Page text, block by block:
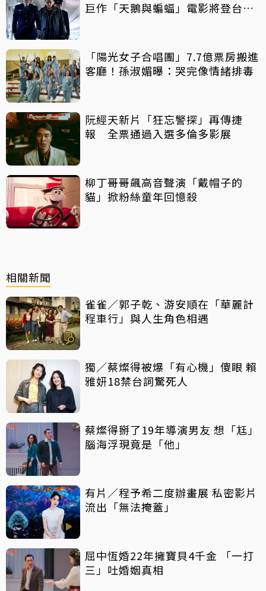
巨作「天鵝與蝙蝠」電影將登台上
「陽光女子合唱團」7.7億票房搬進
客廳！孫淑媚曝：哭完像情緒排毒
阮經天新片「狂忘警探」再傳捷
報 全票通過入選多倫多影展
柳丁哥哥飆高音聲演「戴帽子的
貓」掀粉絲童年回憶殺
相關新聞
雀雀／郭子乾、游安順在「華麗計
程車行」與人生角色相遇
獨／蔡燦得被爆「有心機」傻眼 賴
雅妍18禁台詞驚死人
蔡燦得掰了19年導演男友 想「尪」
腦海浮現竟是「他」
有片／程予希二度辦畫展 私密影片
流出「無法掩蓋」
屈中恆婚22年擁寶貝4千金 「一打
三」吐婚姻真相